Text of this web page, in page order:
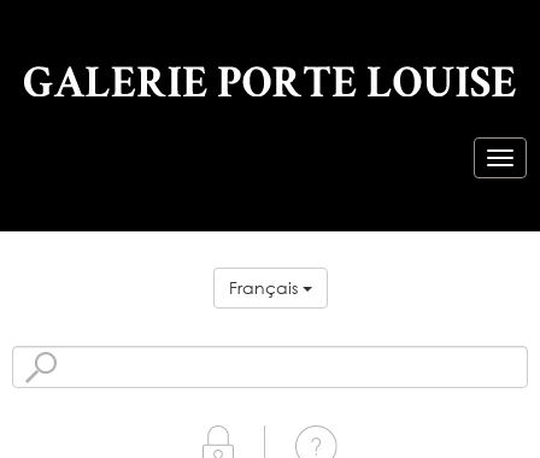
Français